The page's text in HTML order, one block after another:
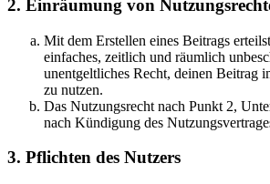
2. Einräumung von
Mit dem Erstellen eines Beitrags
einfaches, zeitlich und räumlich
unentgeltliches Recht, deinen Beitrag
zu nutzen.
Das Nutzungsrecht nach Punkt 2,
nach Kündigung des
3. Pflichten des Nutzers